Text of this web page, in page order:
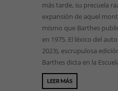
más tarde, su precuela
expansión de aquel
mismo que Barthes
en 1975. El léxico del
2023), escrupulosa
Barthes dicta en la
LEER MÁS